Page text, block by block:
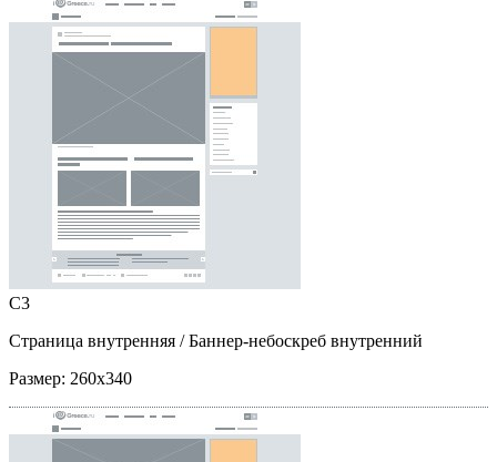
C3
Страница внутренняя / Баннер-небоскреб внутренний
Размер: 260x340